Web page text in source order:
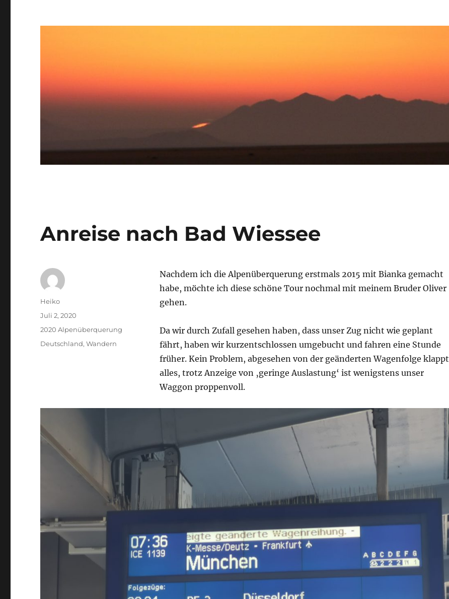
Anreise nach Bad Wiessee
Nachdem ich die Alpenüberquerung erstmals 2015 mit Bianka gemacht
habe, möchte ich diese schöne Tour nochmal mit meinem Bruder Oliver
gehen.
Da wir durch Zufall gesehen haben, dass unser Zug nicht wie geplant
fährt, haben wir kurzentschlossen umgebucht und fahren eine Stunde
früher. Kein Problem, abgesehen von der geänderten Wagenfolge klappt
alles, trotz Anzeige von ‚geringe Auslastung‘ ist wenigstens unser
Waggon proppenvoll.
Autor
Heiko
Veröffentlicht
Juli 2, 2020
Kategorien
2020 Alpenüberquerung
Schlagwörter
Deutschland,Wandern